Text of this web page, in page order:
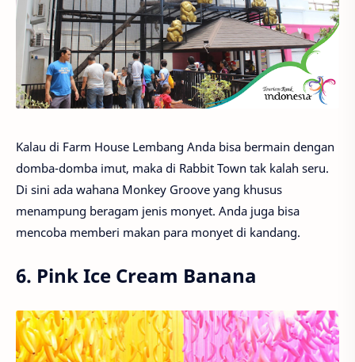
Kalau di Farm House Lembang Anda bisa bermain dengan
domba-domba imut, maka di Rabbit Town tak kalah seru.
Di sini ada wahana Monkey Groove yang khusus
menampung beragam jenis monyet. Anda juga bisa
mencoba memberi makan para monyet di kandang.
6. Pink Ice Cream Banana